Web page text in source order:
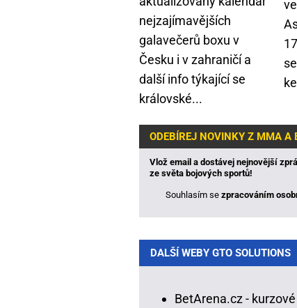
nejzajímavějších
galavečerů boxu v
Česku i v zahraničí a
další info týkající se
královské...
ODEBÍREJ NOVINKY Z MMA A
Vlož email a dostávej nejnovější
ze světa bojových sportů!
Souhlasím se zpracováním
DALŠÍ WEBY GTO SOLUTIONS
BetArena.cz -